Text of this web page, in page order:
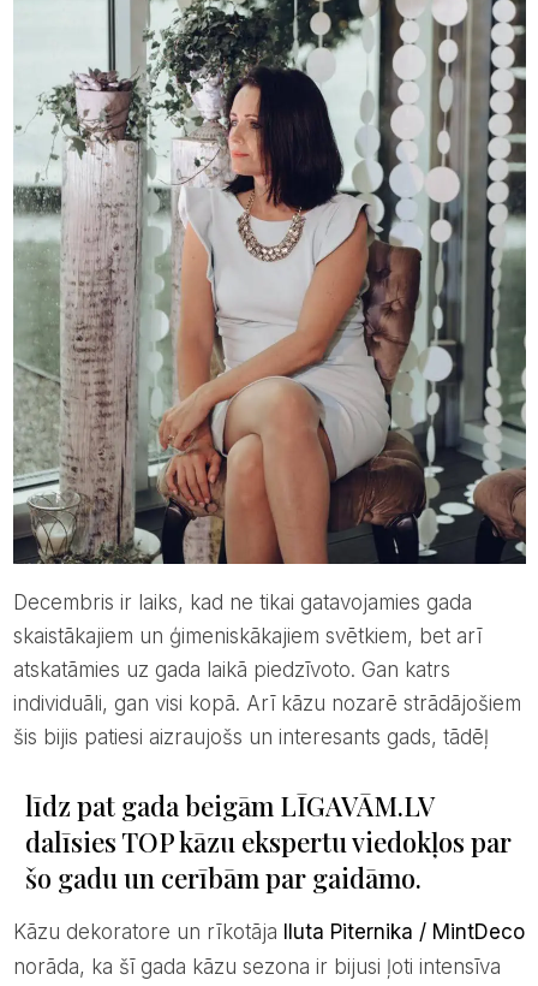
Decembris ir laiks, kad ne tikai gatavojamies gada
skaistākajiem un ģimeniskākajiem svētkiem, bet arī
atskatāmies uz gada laikā piedzīvoto. Gan katrs
individuāli, gan visi kopā. Arī kāzu nozarē strādājošiem
šis bijis patiesi aizraujošs un interesants gads, tādēļ
līdz pat gada beigām LĪGAVĀM.LV
dalīsies TOP kāzu ekspertu viedokļos par
šo gadu un cerībām par gaidāmo.
Kāzu dekoratore un rīkotāja Iluta Piternika / MintDeco
norāda, ka šī gada kāzu sezona ir bijusi ļoti intensīva